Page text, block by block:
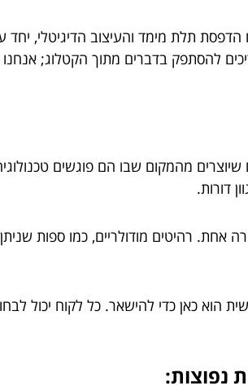
תלת מימד והעיצוב הדיגיטלי, יחד
להסתפק בדברים מתוך הקטלוג; אנחנו
מהמקום שבו הם פוגשים
דורות.
רהיטים מודולריים, כמו ספות
הוא כאן כדי להישאר. כל לקוח יכול
נפוצות: